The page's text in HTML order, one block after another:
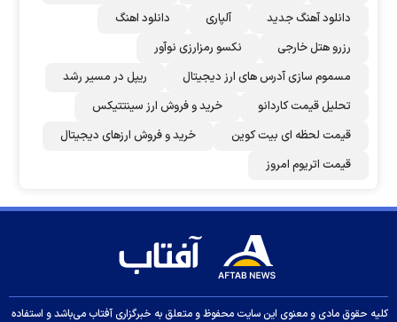
دانلود آهنگ جدید
آلپاری
دانلود اهنگ
رزرو هتل خارجی
نکسو رمزارزی نوآور
مسموم سازی آدرس های ارز دیجیتال
ریپل در مسیر رشد
تحلیل قیمت کاردانو
خرید و فروش ارز سینتتیکس
قیمت لحظه ای بیت کوین
خرید و فروش ارزهای دیجیتال
قیمت اتریوم امروز
کلیه حقوق مادی و معنوی این سایت محفوظ و متعلق به خبرگزاری آفتاب می‌باشد و استفاده